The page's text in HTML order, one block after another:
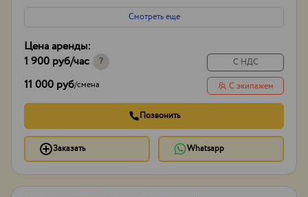
Смотреть еще
Цена аренды:
1 900 руб/час ?
11 000 руб/смена
С НДС
С экипажем
Позвонить
Заказать Whatsapp